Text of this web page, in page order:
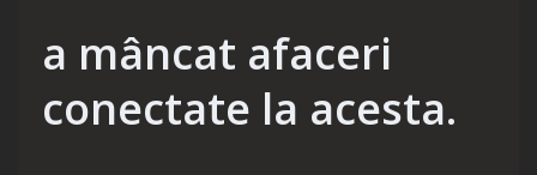
a mâncat afaceri
conectate la acesta.